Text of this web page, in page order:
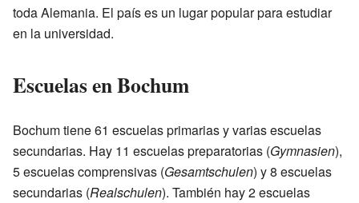
toda Alemania. El país es un lugar popular para estudiar
en la universidad.
Escuelas en Bochum
Bochum tiene 61 escuelas primarias y varias escuelas
secundarias. Hay 11 escuelas preparatorias (Gymnasien),
5 escuelas comprensivas (Gesamtschulen) y 8 escuelas
secundarias (Realschulen). También hay 2 escuelas